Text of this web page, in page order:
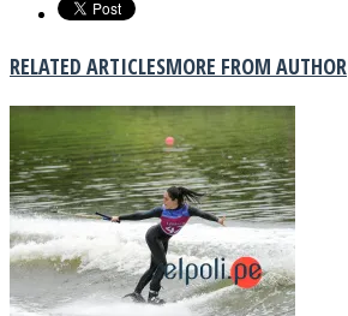
RELATED ARTICLESMORE FROM AUTHOR